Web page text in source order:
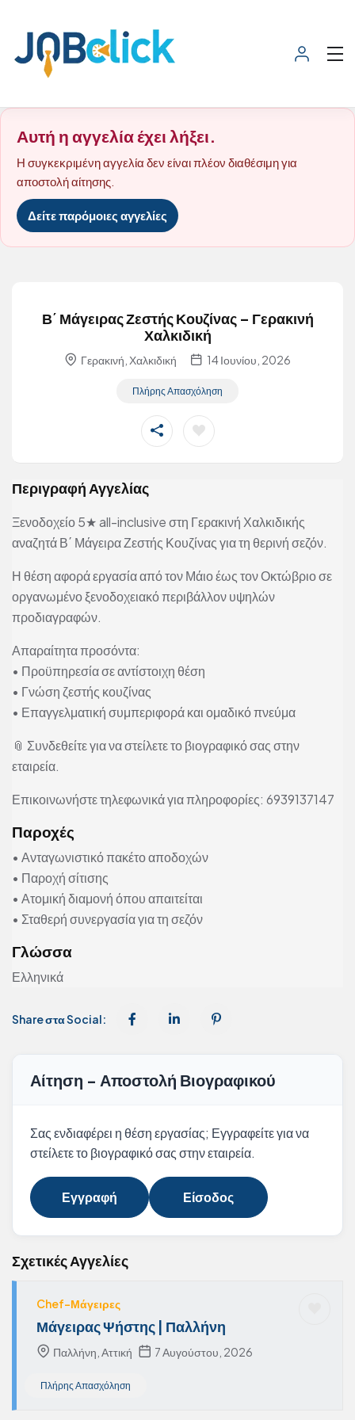
Αυτή η αγγελία έχει λήξει.
Η συγκεκριμένη αγγελία δεν είναι πλέον διαθέσιμη για
αποστολή αίτησης.
Δείτε παρόμοιες αγγελίες
Β΄ Μάγειρας Ζεστής Κουζίνας – Γερακινή
Χαλκιδική
Γερακινή, Χαλκιδική 14 Ιουνίου, 2026
Πλήρης Απασχόληση
Περιγραφή Αγγελίας
Ξενοδοχείο 5★ all-inclusive στη Γερακινή Χαλκιδικής
αναζητά Β΄ Μάγειρα Ζεστής Κουζίνας για τη θερινή σεζόν.
Η θέση αφορά εργασία από τον Μάιο έως τον Οκτώβριο σε
οργανωμένο ξενοδοχειακό περιβάλλον υψηλών
προδιαγραφών.
Απαραίτητα προσόντα:
• Προϋπηρεσία σε αντίστοιχη θέση
• Γνώση ζεστής κουζίνας
• Επαγγελματική συμπεριφορά και ομαδικό πνεύμα
📎 Συνδεθείτε για να στείλετε το βιογραφικό σας στην
εταιρεία.
Επικοινωνήστε τηλεφωνικά για πληροφορίες: 6939137147
Παροχές
• Ανταγωνιστικό πακέτο αποδοχών
• Παροχή σίτισης
• Ατομική διαμονή όπου απαιτείται
• Σταθερή συνεργασία για τη σεζόν
Γλώσσα
Ελληνικά
Share στα Social:
Αίτηση - Αποστολή Βιογραφικού
Σας ενδιαφέρει η θέση εργασίας; Εγγραφείτε για να
στείλετε το βιογραφικό σας στην εταιρεία.
Εγγραφή Είσοδος
Σχετικές Αγγελίες
Chef-Μάγειρες
Μάγειρας Ψήστης | Παλλήνη
Παλλήνη, Αττική 7 Αυγούστου, 2026
Πλήρης Απασχόληση